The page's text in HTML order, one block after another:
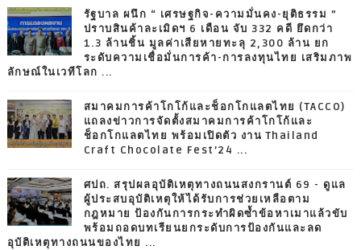
รัฐบาล ผนึก “ เศรษฐกิจ-ความมั่นคง-ยุติธรรม ”
ปราบสินค้าละเมิดฯ 6 เดือน จับ 332 คดี ยึดกว่า
1.3 ล้านชิ้น มูลค่าเสียหายทะลุ 2,300 ล้าน ยก
ระดับความเชื่อมั่นการค้า-การลงทุนไทย เสริมภาพ
ลักษณ์ในเวทีโลก ...
สมาคมการค้าโกโก้และช็อกโกแลตไทย (TACCO)
แถลงข่าวการจัดตั้งสมาคมการค้าโกโก้และ
ช็อกโกแลตไทย พร้อมเปิดตัว งาน Thailand
Craft Chocolate Fest’24 ...
ศปถ. สรุปผลอุบัติเหตุทางถนนสงกรานต์ 69 - ดูแล
ผู้ประสบอุบัติเหตุให้ได้รับการช่วยเหลือตาม
กฎหมาย ป้องกันการกระทำผิดซ้ำข้อหาเมาแล้วขับ
พร้อมถอดบทเรียนยกระดับการป้องกันและลด
อุบัติเหตุทางถนนของไทย ...